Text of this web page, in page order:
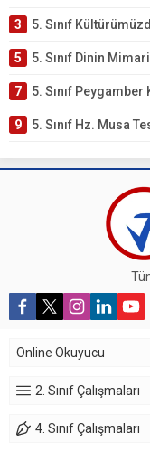
3 5. Sınıf Kültürümüzden Cami Örnekleri
5 5. Sınıf Dinin Mimarimize Etkisi
7 5. Sınıf Peygamber Kıssaları Ünite
9 5. Sınıf Hz. Musa Testi –
Online Okuyucu
2. Sınıf Çalışmaları
4. Sınıf Çalışmaları